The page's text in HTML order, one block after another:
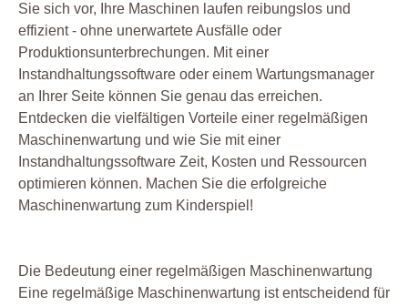
Sie sich vor, Ihre Maschinen laufen reibungslos und
effizient - ohne unerwartete Ausfälle oder
Produktionsunterbrechungen. Mit einer
Instandhaltungssoftware oder einem Wartungsmanager
an Ihrer Seite können Sie genau das erreichen.
Entdecken die vielfältigen Vorteile einer regelmäßigen
Maschinenwartung und wie Sie mit einer
Instandhaltungssoftware Zeit, Kosten und Ressourcen
optimieren können. Machen Sie die erfolgreiche
Maschinenwartung zum Kinderspiel!
Die Bedeutung einer regelmäßigen Maschinenwartung
Eine regelmäßige Maschinenwartung ist entscheidend für